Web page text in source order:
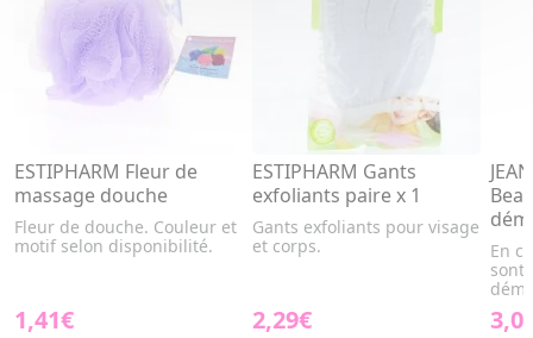
ESTIPHARM Fleur de
massage douche
Fleur de douche. Couleur et
motif selon disponibilité.
1,41€
ESTIPHARM Gants
exfoliants paire x 1
Gants exfoliants pour visage
et corps.
2,29€
En
sont